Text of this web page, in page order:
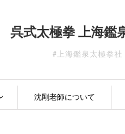
呉式太極拳 上海鑑
#上海鑑泉太極拳
沈剛老師について